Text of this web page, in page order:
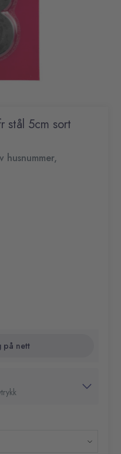
stål 5cm sort
husnummer,
de fleste underlag
på nett